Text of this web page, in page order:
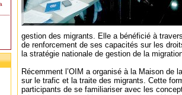
gestion des migrants. Elle a bénéficié à
de renforcement de ses capacités sur les
la stratégie nationale de gestion de la
Récemment l’OIM a organisé à la Maison de
sur le trafic et la traite des migrants. Cette
participants de se familiariser avec les